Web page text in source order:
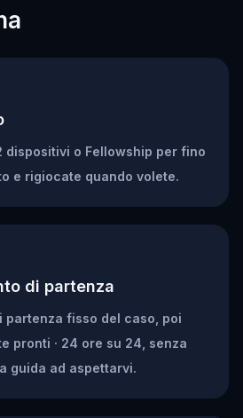
dispositivi o Fellowship per fino
e rigiocate quando volete.
di partenza
partenza fisso del caso, poi
pronti · 24 ore su 24, senza
guida ad aspettarvi.